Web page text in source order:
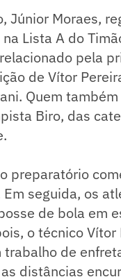
Júnior Moraes,
Lista A do
pela
de Vítor
Quem
Biro, das
preparatório
seguida, os
de bola em
o técnico Vítor
trabalho de
distâncias